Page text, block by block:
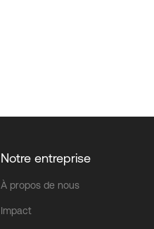
Notre entreprise
À propos de nous
Impact